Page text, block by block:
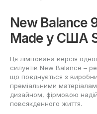
New Balance
Made у США
Ця лімітована версія
силуетів New Balance –
що поєднується з
преміальними
дизайном, фірмовою
повсякденного життя.